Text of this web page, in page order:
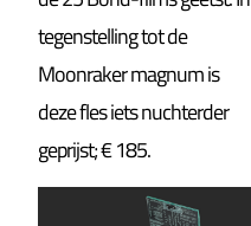
tegenstelling tot de
Moonraker magnum is
deze fles iets nuchterder
geprijst; € 185.